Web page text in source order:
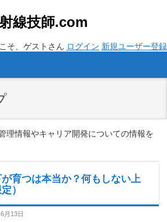
線技師.com
そ、ゲストさん ログイン 新規ユーザー登録
理情報やキャリア開発についての情報を
育つは本当か？何もしない上
）
月13日